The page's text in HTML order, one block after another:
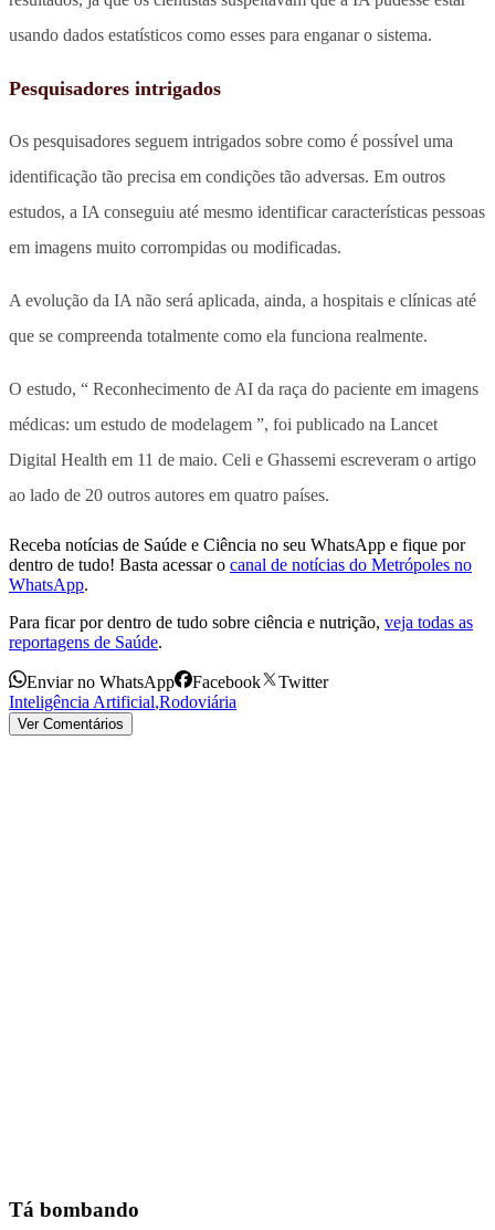
usando dados estatísticos como esses para enganar o sistema.
Pesquisadores intrigados
Os pesquisadores seguem intrigados sobre como é possível uma
identificação tão precisa em condições tão adversas. Em outros
estudos, a IA conseguiu até mesmo identificar características pessoas
em imagens muito corrompidas ou modificadas.
A evolução da IA não será aplicada, ainda, a hospitais e clínicas até
que se compreenda totalmente como ela funciona realmente.
O estudo, “ Reconhecimento de AI da raça do paciente em imagens
médicas: um estudo de modelagem ”, foi publicado na Lancet
Digital Health em 11 de maio. Celi e Ghassemi escreveram o artigo
ao lado de 20 outros autores em quatro países.
Receba notícias de Saúde e Ciência no seu WhatsApp e fique por
dentro de tudo! Basta acessar o canal de notícias do Metrópoles no
WhatsApp.
Para ficar por dentro de tudo sobre ciência e nutrição, veja todas as
reportagens de Saúde.
Enviar no WhatsApp Facebook
Twitter
Inteligência Artificial,Rodoviária
Ver Comentários
Tá bombando